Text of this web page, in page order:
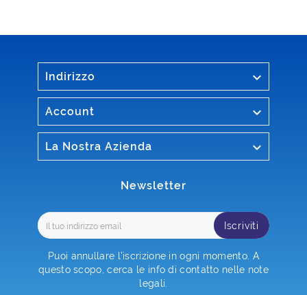
Indirizzo 
Account 
La Nostra Azienda 
Newsletter
Iscriviti
Puoi annullare l'iscrizione in ogni momento. A
questo scopo, cerca le info di contatto nelle note
legali.